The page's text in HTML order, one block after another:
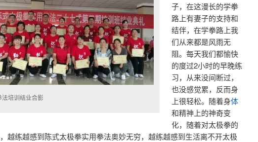
法培训结业合影
子，在这漫长的学拳
路上有妻子的支持和
结伴，在学拳路上我
们从来都是风雨无
阻。每天我们都愉快
的度过2小时的早晚练
习，从来没间断过，
也没感觉累，反而身
上很轻松。随着身体
和精神上的神奇变
化，随着对太极拳的
越练越感到陈式太极拳实用拳法奥妙无穷，越练越感到生活离不开太极